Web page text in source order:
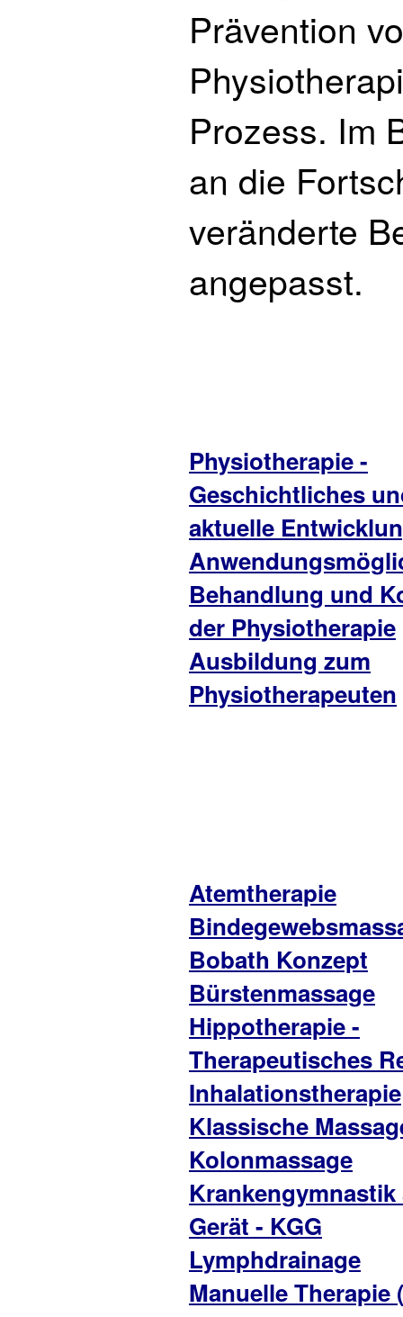
Prävention
Prozess. Im
an die
veränderte
angepasst.
Physiotherapie -
Geschichtliches
aktuelle
Behandlung und
der Physiotherapie
Ausbildung zum
Physiotherapeuten
Atemtherapie
Bobath Konzept
Bürstenmassage
Hippotherapie -
Therapeutisches
Inhalationstherapie
Klassische
Kolonmassage
Krankengymnastik
Gerät - KGG
Lymphdrainage
Manuelle Therapie